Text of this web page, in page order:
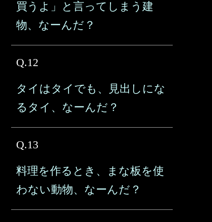
買うよ」と言ってしまう建
物、なーんだ？
Q.12
タイはタイでも、見出しにな
るタイ、なーんだ？
Q.13
料理を作るとき、まな板を使
わない動物、なーんだ？